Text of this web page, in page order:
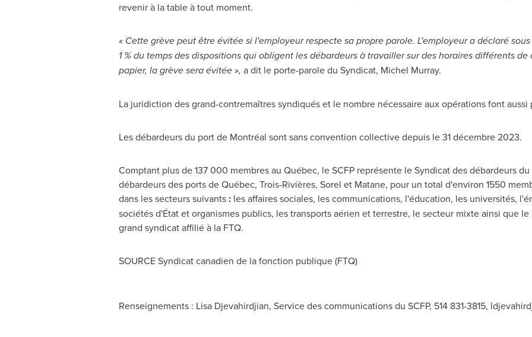
revenir à la table à tout moment.
« Cette grève peut être évitée si l'employeur respecte sa propre parole. L'employeur a déclaré
1 % du temps des dispositions qui obligent les débardeurs à travailler sur des horaires différents
papier, la grève sera évitée », a dit le porte-parole du Syndicat, Michel Murray.
La juridiction des grand-contremaîtres syndiqués et le nombre nécessaire aux opérations font
Les débardeurs du port de Montréal sont sans convention collective depuis le 31 décembre 2023.
Comptant plus de 137 000 membres au Québec, le SCFP représente le Syndicat des débardeurs
débardeurs des ports de Québec, Trois-Rivières, Sorel et Matane, pour un total d'environ 1550
dans les secteurs suivants: les affaires sociales, les communications, l'éducation, les universités,
sociétés d'État et organismes publics, les transports aérien et terrestre, le secteur mixte ainsi que
grand syndicat affilié à la FTQ.
SOURCE Syndicat canadien de la fonction publique (FTQ)
Renseignements : Lisa Djevahirdjian, Service des communications du SCFP, 514 831-3815,